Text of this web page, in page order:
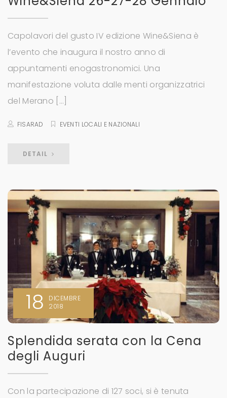
Capolavori del gusto IV edizione Wine&Siena è
l’evento che inaugura il nostro anno di
appuntamenti enogastronomici. Una
manifestazione voluta dalle menti organizzatrici
del Merano […]
FISARAD EVENTI LOCALI E NAZIONALI
DETAIL
18
DICEMBRE
2018
Splendida serata con la Cena
degli Auguri
Con la partecipazione di 127 soci, si è tenuta